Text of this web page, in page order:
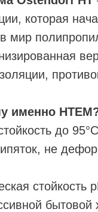
которая
мир
именно
до
не
стойкость
бытовой